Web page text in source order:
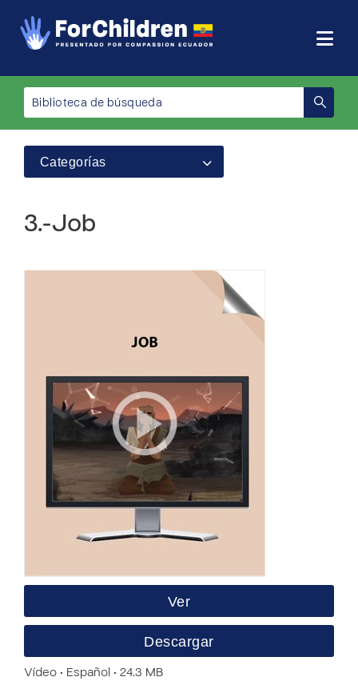
Categorías
3.-Job
Ver
Descargar
Vídeo • Español • 24.3 MB